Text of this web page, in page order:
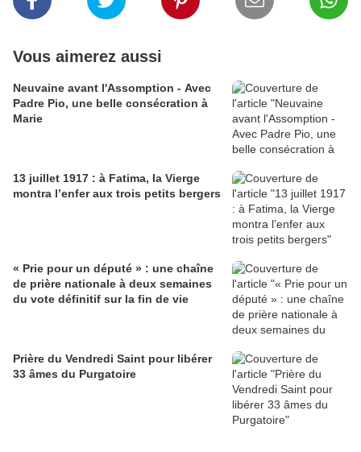
Vous aimerez aussi
Neuvaine avant l'Assomption - Avec
Padre Pio, une belle consécration à
Marie
13 juillet 1917 : à Fatima, la Vierge
montra l’enfer aux trois petits bergers
« Prie pour un député » : une chaîne
de prière nationale à deux semaines
du vote définitif sur la fin de vie
Prière du Vendredi Saint pour libérer
33 âmes du Purgatoire